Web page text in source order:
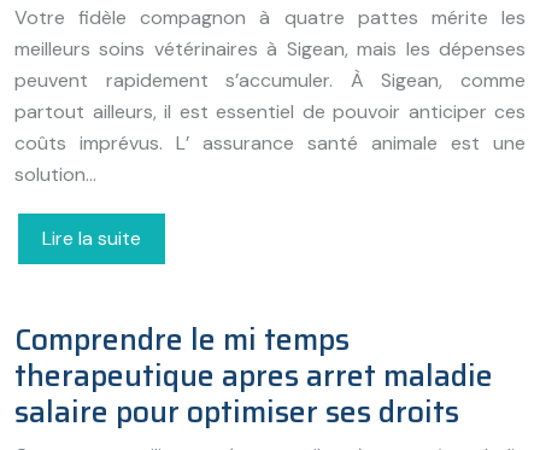
Votre fidèle compagnon à quatre pattes mérite les
meilleurs soins vétérinaires à Sigean, mais les dépenses
peuvent rapidement s’accumuler. À Sigean, comme
partout ailleurs, il est essentiel de pouvoir anticiper ces
coûts imprévus. L’ assurance santé animale est une
solution…
Lire la suite
Comprendre le mi temps
therapeutique apres arret maladie
salaire pour optimiser ses droits